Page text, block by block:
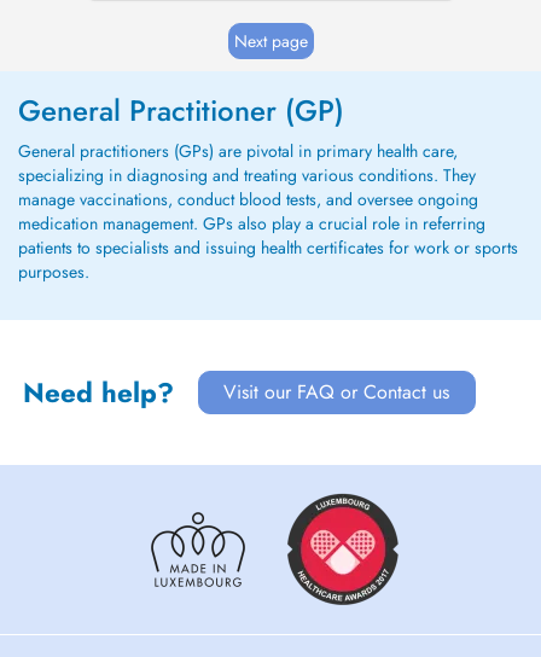
Le cabinet se situe au 1er éta...
Next page
General Practitioner (GP)
General practitioners (GPs) are pivotal in primary health care,
specializing in diagnosing and treating various conditions. They
manage vaccinations, conduct blood tests, and oversee ongoing
medication management. GPs also play a crucial role in referring
patients to specialists and issuing health certificates for work or sports
purposes.
Need help? Visit our FAQ or Contact us